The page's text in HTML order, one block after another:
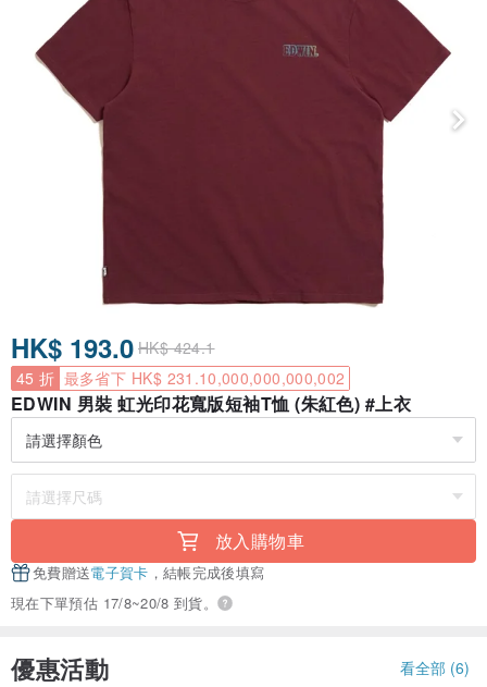
HK$ 193.0 HK$ 424.1
45 折 最多省下 HK$ 231.10,000,000,000,002
EDWIN 男裝 虹光印花寬版短袖T恤 (朱紅色) #上衣
放入購物車
免費贈送電子賀卡 ，結帳完成後填寫
現在下單預估 17/8~20/8 到貨。
優惠活動 看全部 (6)